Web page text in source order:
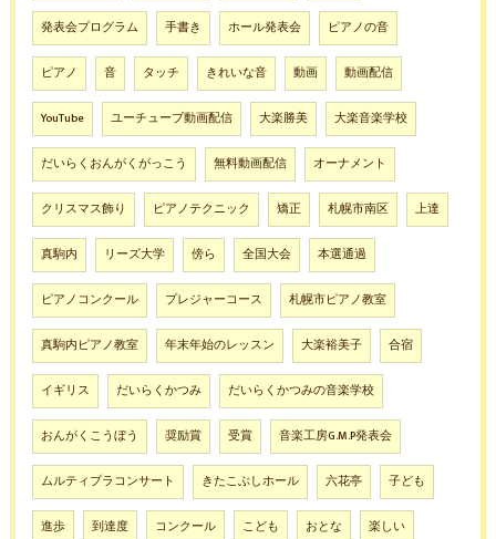
発表会プログラム 手書き ホール発表会 ピアノの音
ピアノ 音 タッチ きれいな音 動画 動画配信
YouTube ユーチューブ動画配信 大楽勝美 大楽音楽学校
だいらくおんがくがっこう 無料動画配信 オーナメント
クリスマス飾り ピアノテクニック 矯正 札幌市南区 上達
真駒内 リーズ大学 傍ら 全国大会 本選通過
ピアノコンクール プレジャーコース 札幌市ピアノ教室
真駒内ピアノ教室 年末年始のレッスン 大楽裕美子 合宿
イギリス だいらくかつみ だいらくかつみの音楽学校
おんがくこうぼう 奨励賞 受賞 音楽工房G.M.P発表会
ムルティプラコンサート きたこぶしホール 六花亭 子ども
進歩 到達度 コンクール こども おとな 楽しい